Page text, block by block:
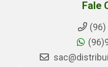
Fale
(96)